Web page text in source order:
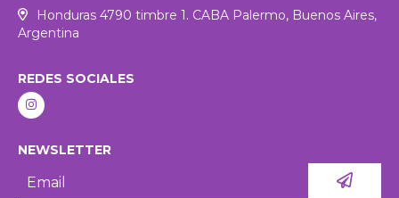
Honduras 4790 timbre 1. CABA Palermo, Buenos Aires,
Argentina
REDES SOCIALES
NEWSLETTER